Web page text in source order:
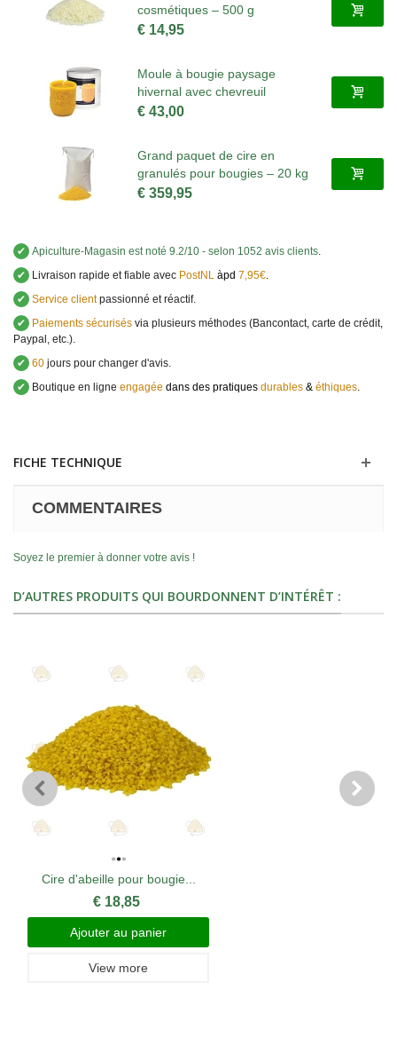
cosmétiques – 500 g
€ 14,95
Moule à bougie paysage
hivernal avec chevreuil
€ 43,00
Grand paquet de cire en
granulés pour bougies – 20 kg
€ 359,95
✔ Apiculture-Magasin est noté 9.2/10 - selon 1052 avis clients.
✔
Livraison rapide et fiable avec PostNL àpd 7,95€.
✔ Service clientpassionné et réactif.
✔
Paiements sécurisés via plusieurs méthodes (Bancontact, carte de crédit,
Paypal, etc.).
✔ 60 jours pour changer d'avis.
✔
Boutique en ligne engagée dans des pratiques durables & éthiques.
FICHE TECHNIQUE
COMMENTAIRES
Soyez le premier à donner votre avis !
D’AUTRES PRODUITS QUI BOURDONNENT D’INTÉRÊT :
Cire d'abeille pour bougie...
€ 18,85
Ajouter au panier
View more